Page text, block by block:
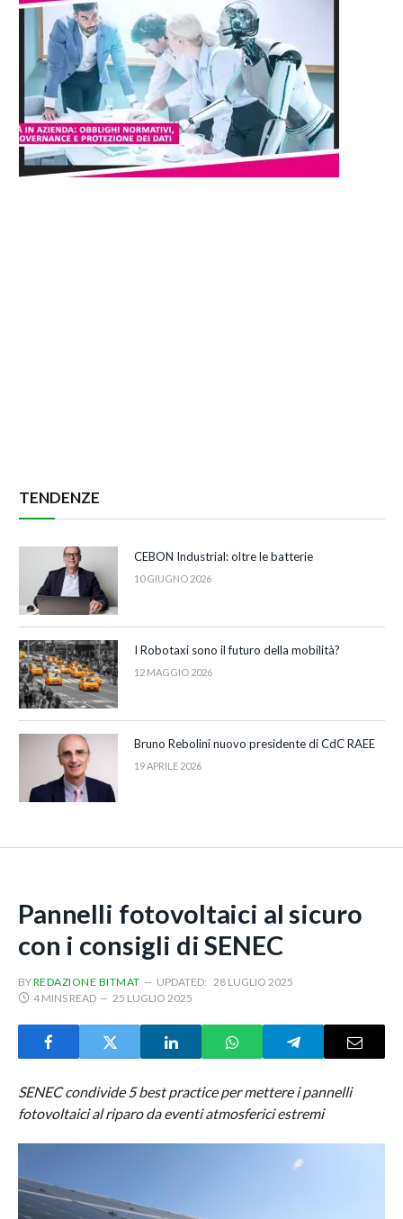
TENDENZE
CEBON Industrial: oltre le batterie
10 GIUGNO 2026
I Robotaxi sono il futuro della mobilità?
12 MAGGIO 2026
Bruno Rebolini nuovo presidente di CdC RAEE
19 APRILE 2026
Pannelli fotovoltaici al sicuro
con i consigli di SENEC
BYREDAZIONE BITMAT UPDATED: 28 LUGLIO 2025
4 MINS READ
25 LUGLIO 2025
SENEC condivide 5 best practice per mettere i pannelli
fotovoltaici al riparo da eventi atmosferici estremi